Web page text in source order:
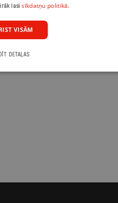
lasisīkdatņu politikā.
VISĀM
DETAĻAS